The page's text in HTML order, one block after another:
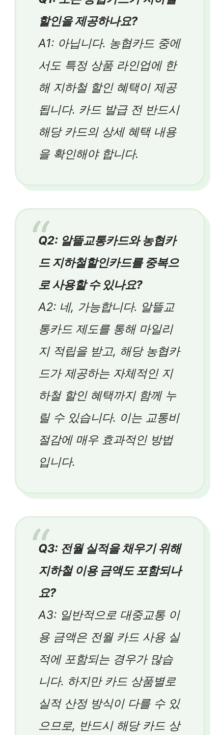
할인을 제공하나요?
A1: 아닙니다. 농협카드 중에
서도 특정 상품 라인업에 한
해 지하철 할인 혜택이 제공
됩니다. 카드 발급 전 반드시
해당 카드의 상세 혜택 내용
을 확인해야 합니다.
Q2: 알뜰교통카드와 농협카
드 지하철할인카드를 중복으
로 사용할 수 있나요?
A2: 네, 가능합니다. 알뜰교
통카드 제도를 통해 마일리
지 적립을 받고, 해당 농협카
드가 제공하는 자체적인 지
하철 할인 혜택까지 함께 누
릴 수 있습니다. 이는 교통비
절감에 매우 효과적인 방법
입니다.
Q3: 전월 실적을 채우기 위해
지하철 이용 금액도 포함되나
요?
A3: 일반적으로 대중교통 이
용 금액은 전월 카드 사용 실
적에 포함되는 경우가 많습
니다. 하지만 카드 상품별로
실적 산정 방식이 다를 수 있
으므로, 반드시 해당 카드 상